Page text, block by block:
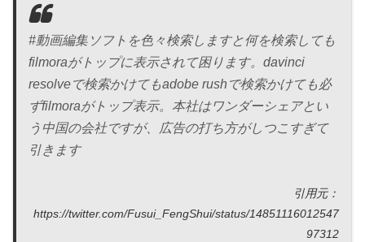
#動画編集ソフトを色々検索しますと何を検索しても
filmoraがトップに表示されて困ります。davinci
resolveで検索かけてもadobe rushで検索かけても必
ずfilmoraがトップ表示。本社はワンダーシェアとい
う中国の会社ですが、広告の打ち方がしつこすぎて
引きます
引用元：
https://twitter.com/Fusui_FengShui/status/14851116012547
97312